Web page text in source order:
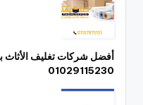
أفضل شركات تغليف الأثاث
01029115230